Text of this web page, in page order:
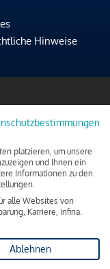
Hinweise
platzieren, um unsere
und Ihnen ein
Informationen zu den
alle Websites von
Karriere, Infina.
Ablehnen